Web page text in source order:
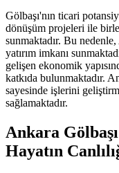
Gölbaşı'nın ticari
dönüşüm projeleri ile
sunmaktadır. Bu
yatırım imkanı
gelişen ekonomik
katkıda bulunmaktadır.
sayesinde işlerini
sağlamaktadır.
Ankara
Hayatın